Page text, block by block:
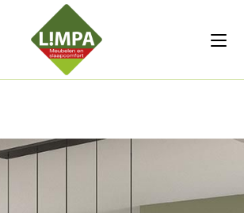
Regenschut
Fettsauren Dekemax Kapselmed
Netzfenste Insektensc